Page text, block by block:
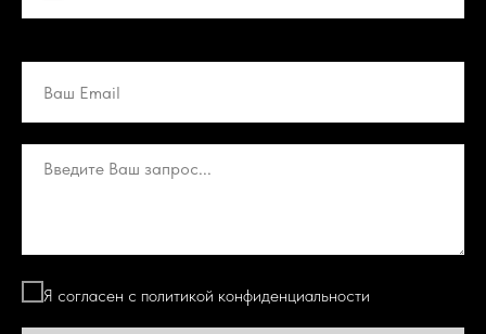
Я согласен с политикой конфиденциальности